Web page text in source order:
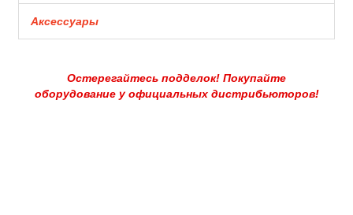
Аксессуары
Остерегайтесь подделок! Покупайте
оборудование у официальных дистрибьюторов!